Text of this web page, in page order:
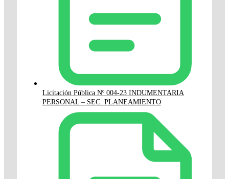
Licitación Pública Nº 004-23 INDUMENTARIA
PERSONAL – SEC. PLANEAMIENTO